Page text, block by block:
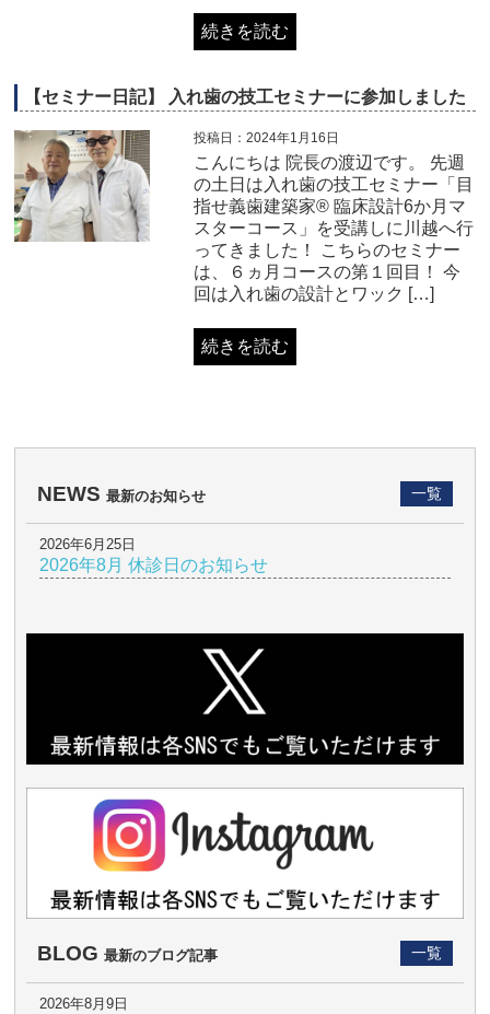
続きを読む
【セミナー日記】 入れ歯の技工セミナーに参加しました
投稿日：2024年1月16日
こんにちは 院長の渡辺です。 先週
の土日は入れ歯の技工セミナー「目
指せ義歯建築家® 臨床設計6か月マ
スターコース」を受講しに川越へ行
ってきました！ こちらのセミナー
は、６ヵ月コースの第１回目！ 今
回は入れ歯の設計とワック […]
続きを読む
NEWS 最新のお知らせ 一覧
2026年6月25日
2026年8月 休診日のお知らせ
BLOG 最新のブログ記事 一覧
2026年8月9日